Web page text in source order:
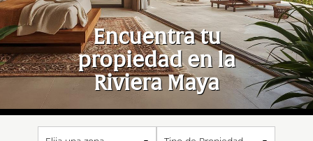
Encuentra tu
propiedad en la
Riviera Maya